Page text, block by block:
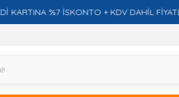
%7 İSKONTO + KDV DAHİL